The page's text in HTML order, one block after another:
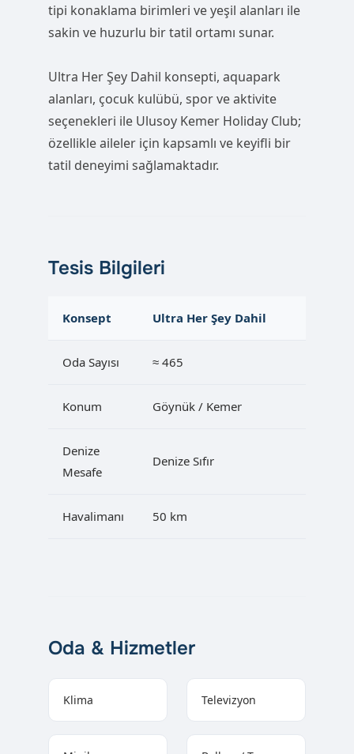
tipi konaklama birimleri ve yeşil alanları ile
sakin ve huzurlu bir tatil ortamı sunar.
Ultra Her Şey Dahil konsepti, aquapark
alanları, çocuk kulübü, spor ve aktivite
seçenekleri ile Ulusoy Kemer Holiday Club;
özellikle aileler için kapsamlı ve keyifli bir
tatil deneyimi sağlamaktadır.
Tesis Bilgileri
Konsept Ultra Her Şey Dahil
Oda Sayısı ≈ 465
Konum Göynük / Kemer
Denize
Mesafe
Denize Sıfır
Havalimanı 50 km
Oda & Hizmetler
Klima Televizyon